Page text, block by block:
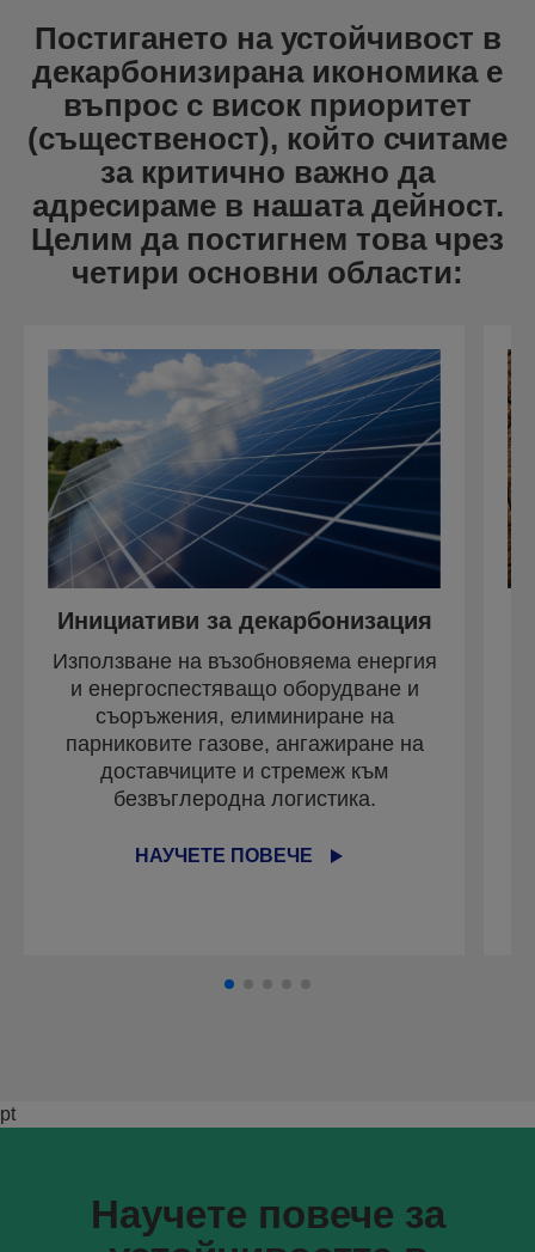
Постигането на устойчивост в
декарбонизирана икономика е
въпрос с висок приоритет
(същественост), който считаме
за критично важно да
адресираме в нашата дейност.
Целим да постигнем това чрез
четири основни области:
Инициативи за декарбонизация
Използване на възобновяема енергия
и енергоспестяващо оборудване и
съоръжения, елиминиране на
парниковите газове, ангажиране на
доставчиците и стремеж към
безвъглеродна логистика.
НАУЧЕТЕ ПОВЕЧЕ
pt
Научете повече за